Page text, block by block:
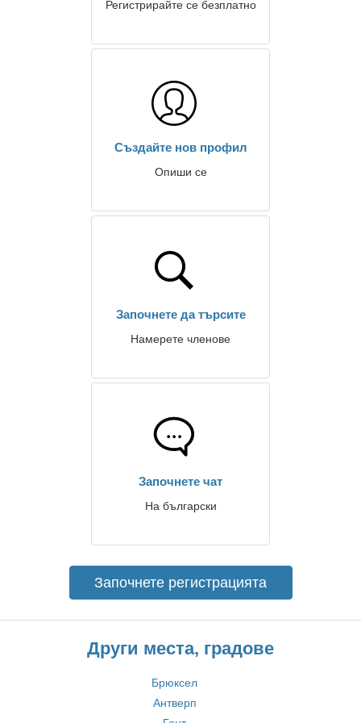
Регистрирайте се безплатно
Създайте нов профил
Опиши се
Започнете да търсите
Намерете членове
Започнете чат
На български
Започнете регистрацията
Други места, градове
Брюксел
Антверп